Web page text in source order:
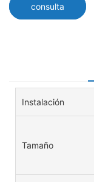
consulta
Instalación
Tamaño